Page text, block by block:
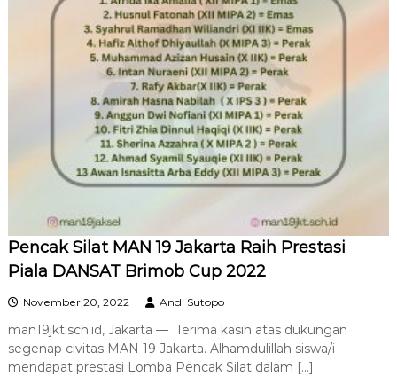
Pencak Silat MAN 19 Jakarta Raih Prestasi
Piala DANSAT Brimob Cup 2022
November 20, 2022 Andi Sutopo
man19jkt.sch.id, Jakarta — Terima kasih atas dukungan
segenap civitas MAN 19 Jakarta. Alhamdulillah siswa/i
mendapat prestasi Lomba Pencak Silat dalam […]